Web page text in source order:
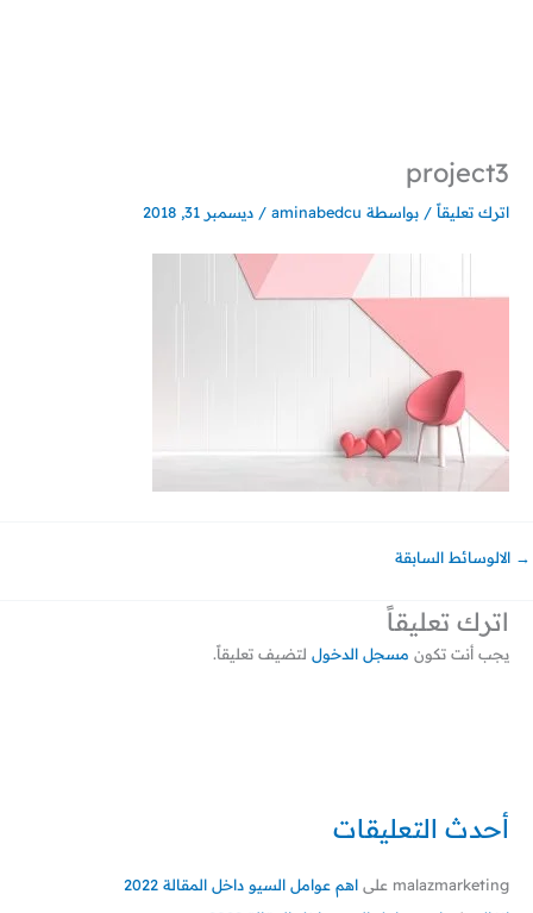
أحدث التعليقات
malazmarketing على اهم عوامل السيو داخل المقالة 2022
project3
اترك تعليقاً / بواسطة aminabedcu
/ ديسمبر 31, 2018
→ الالوسائط السابقة
اترك تعليقاً
يجب أنت تكون مسجل الدخول لتضيف تعليقاً.